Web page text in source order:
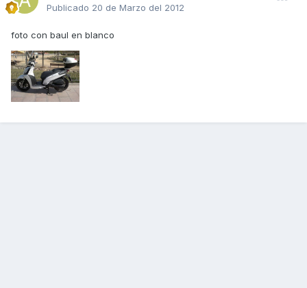
Publicado 20 de Marzo del 2012
foto con baul en blanco